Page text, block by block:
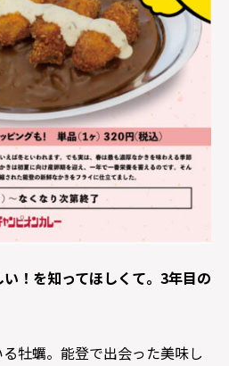
！を知ってほしくて。3年目の
牡蠣。能登で出会った美味し